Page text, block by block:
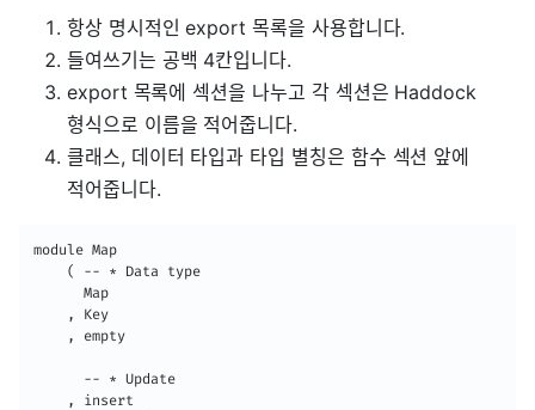
항상 명시적인 export 목록을 사용합니다.
들여쓰기는 공백 4칸입니다.
export 목록에 섹션을 나누고 각 섹션은 Haddock
형식으로 이름을 적어줍니다.
클래스, 데이터 타입과 타입 별칭은 함수 섹션 앞에
적어줍니다.
module Map
    ( -- * Data type
      Map
    , Key
    , empty
      -- * Update
    , insert